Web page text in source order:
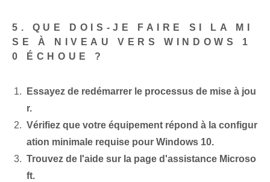
5. QUE DOIS-JE FAIRE SI LA MI
SE À NIVEAU VERS WINDOWS 1
0 ÉCHOUE ?
Essayez de redémarrer le processus de mise à jou
r.
Vérifiez que votre ⁢équipement répond à la configur
ation minimale requise ⁢pour ⁤Windows ‌10.
Trouvez de l'aide sur la page d'assistance Microso
ft.